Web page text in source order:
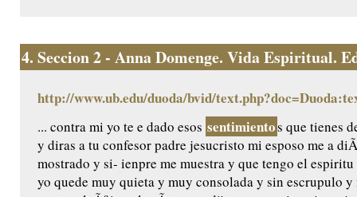
4. Seccion 2 - Anna Domenge. Vida Espiritual.
http://www.ub.edu/duoda/bvid/
... contra mi yo te e dado esos sentimientos que tienes
y diras a tu confesor padre jesucristo mi esposo me a
mostrado y si- ienpre me muestra y que tengo el
yo quede muy quieta y muy consolada y sin escrupulo y